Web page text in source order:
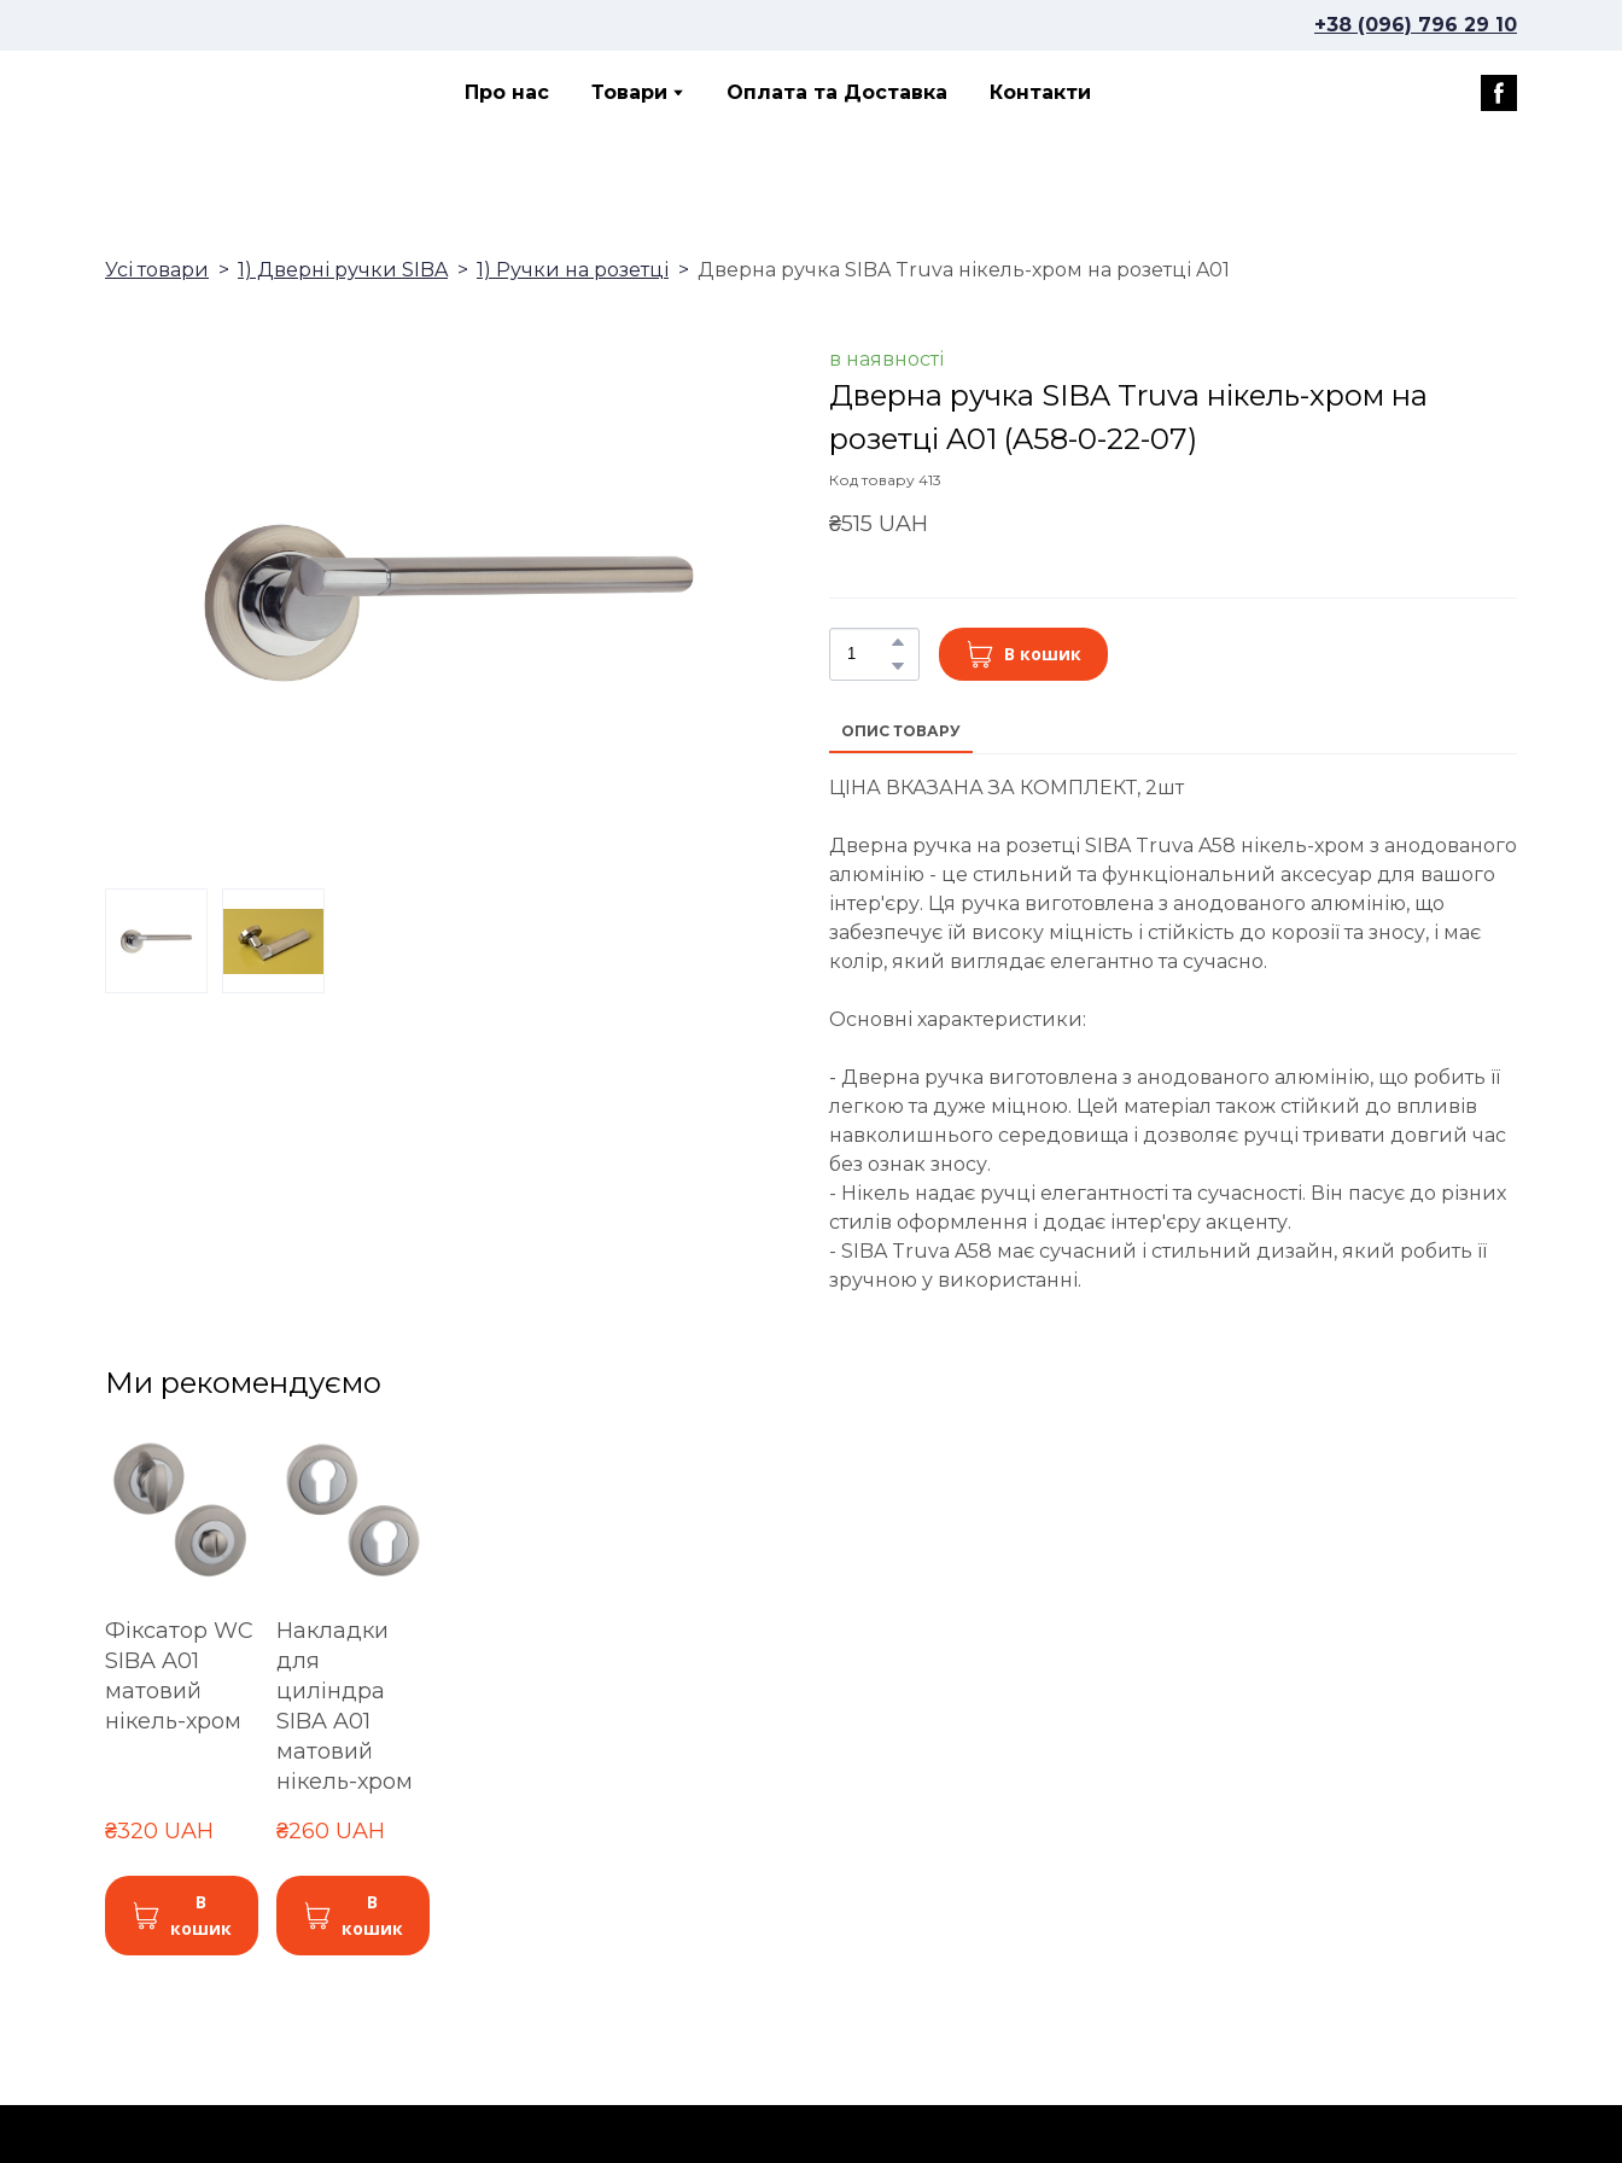
+38 (096) 796 29 10
Про нас Товари Оплата та Доставка Контакти
Усі товари 1) Дверні ручки SIBA 1) Ручки на розетці Дверна ручка SIBA Truva нікель-хром на розетці A01
в наявності
Дверна ручка SIBA Truva нікель-хром на
розетці A01 (A58-0-22-07)
Код товару 413
₴515 UAH
В кошик
ОПИС ТОВАРУ
ЦІНА ВКАЗАНА ЗА КОМПЛЕКТ, 2шт
Дверна ручка на розетці SIBA Truva A58 нікель-хром з анодованого
алюмінію - це стильний та функціональний аксесуар для вашого
інтер'єру. Ця ручка виготовлена з анодованого алюмінію, що
забезпечує їй високу міцність і стійкість до корозії та зносу, і має
колір, який виглядає елегантно та сучасно.
Основні характеристики:
- Дверна ручка виготовлена з анодованого алюмінію, що робить її
легкою та дуже міцною. Цей матеріал також стійкий до впливів
навколишнього середовища і дозволяє ручці тривати довгий час
без ознак зносу.
- Нікель надає ручці елегантності та сучасності. Він пасує до різних
стилів оформлення і додає інтер'єру акценту.
- SIBA Truva A58 має сучасний і стильний дизайн, який робить її
зручною у використанні.
Ми рекомендуємо
Фіксатор WC
SIBA A01
матовий
нікель-хром
₴320 UAH
В
кошик
Накладки
для
циліндра
SIBA A01
матовий
нікель-хром
₴260 UAH
В
кошик